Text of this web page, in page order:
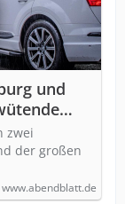
und
zwei
der großen
www.abendblatt.de